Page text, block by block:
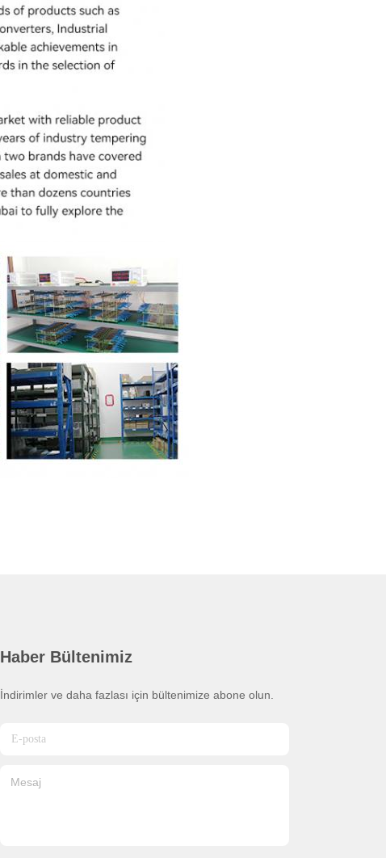
Haber Bültenimiz
İndirimler ve daha fazlası için bültenimize abone olun.